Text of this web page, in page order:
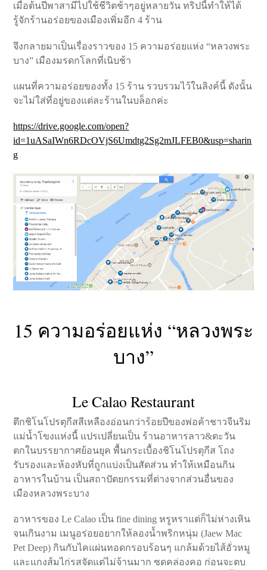
เมื่อต้นปีพาสามีไปใช้ชีวิตช้าๆอยู่หลายวัน ทริปนี้ทำให้ได้
รู้จักร้านอร่อยของเมืองเพิ่มอีก 4 ร้าน
จึงกลายมาเป็นเรื่องราวของ 15 ความอร่อยแห่ง “หลวงพระ
บาง” เมืองมรดกโลกที่เนิบช้า
แผนที่ความอร่อยของทั้ง 15 ร้าน รวบรวมไว้ในลิงค์นี้ ดังนั้น
จะไม่ใส่ที่อยู่ของแต่ละร้านในบล็อกค่ะ
https://drive.google.com/open?
id=1uASaIWn6RDcOVjS6Umdtg2Sg2mJLFEB0&usp=sharin
g
15 ความอร่อยแห่ง “หลวงพระ
บาง”
Le Calao Restaurant
ตึกชิโนโปรตุกีสสีเหลืองอ่อนกว่าร้อยปีของพ่อค้าชาวจีนริม
แม่น้ำโขงแห่งนี้ แปรเปลี่ยนเป็น ร้านอาหารลาว&ตะวัน
ตกในบรรยากาศย้อนยุค พื้นกระเบื้องชิโนโปรตุกีส โถง
รับรองและห้องหับที่ถูกแบ่งเป็นสัดส่วน ทำให้เหมือนกิน
อาหารในบ้าน เป็นสถาปัตยกรรมที่ต่างจากส่วนอื่นของ
เมืองหลวงพระบาง
อาหารของ Le Calao เป็น fine dining หรูหราแต่ก็ไม่ห่างเหิน
จนเกินงาม เมนูอร่อยอยากให้ลองน้ำพริกหนุ่ม (Jaew Mac
Pet Deep) กินกับไคแผ่นทอดกรอบร้อนๆ แกล้มด้วยไส้อั่วหมู
และแกงส้มไก่รสจัดแต่ไม่จ้านมาก ซดคล่องคอ ก่อนจะตบ